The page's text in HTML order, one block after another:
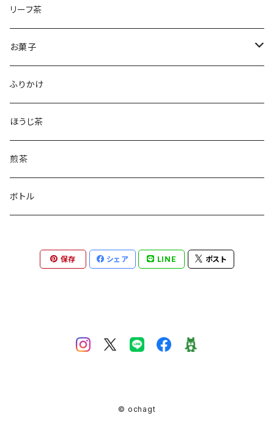
かぶせ茶
ほうじ茶
和紅茶
リーフ茶
お菓子
フィナンシェ
ふりかけ
ほうじ茶
煎茶
ボトル
保存 シェア LINE ポスト
© ochagt